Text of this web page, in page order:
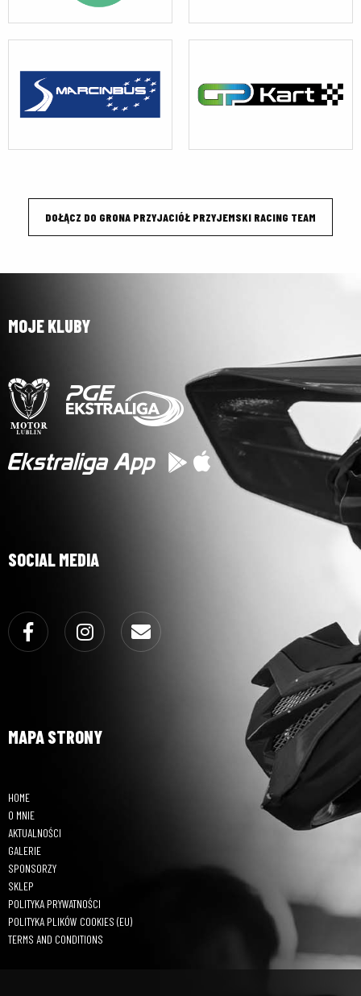
DOŁĄCZ DO GRONA PRZYJACIÓŁ PRZYJEMSKI RACING TEAM
MOJE KLUBY
SOCIAL MEDIA
Facebook Instagram
MAPA STRONY
HOME
O MNIE
AKTUALNOŚCI
GALERIE
SPONSORZY
SKLEP
POLITYKA PRYWATNOŚCI
POLITYKA PLIKÓW COOKIES (EU)
TERMS AND CONDITIONS